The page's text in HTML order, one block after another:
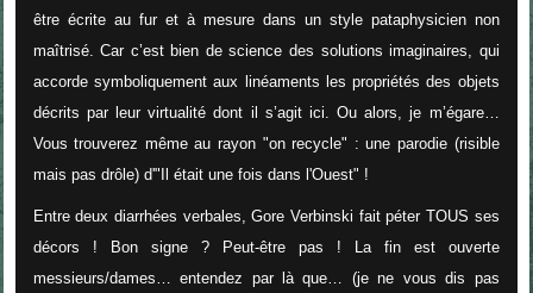
être écrite au fur et à mesure dans un style pataphysicien non
maîtrisé. Car c’est bien de science des solutions imaginaires, qui
accorde symboliquement aux linéaments les propriétés des objets
décrits par leur virtualité dont il s’agit ici. Ou alors, je m’égare…
Vous trouverez même au rayon "on recycle" : une parodie (risible
mais pas drôle) d'"Il était une fois dans l'Ouest" !
Entre deux diarrhées verbales, Gore Verbinski fait péter TOUS ses
décors ! Bon signe ? Peut-être pas ! La fin est ouverte
messieurs/dames… entendez par là que… (je ne vous dis pas